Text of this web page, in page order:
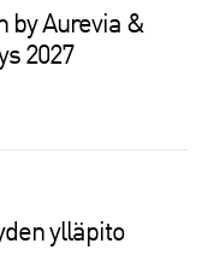
by Aurevia &
2027
ylläpito